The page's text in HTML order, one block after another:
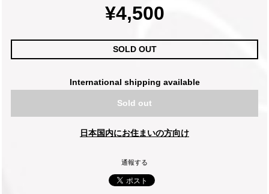
¥4,500
SOLD OUT
International shipping available
Sold out
日本国内にお住まいの方向け
通報する